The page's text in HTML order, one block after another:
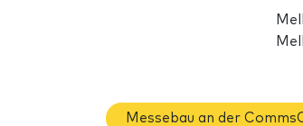
Messebau an der